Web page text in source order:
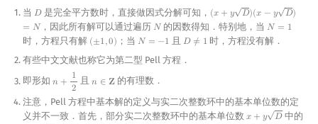
当 𝐷
D是完全平方数时，直接做因式分解可知， (𝑥 + 𝑦
√
𝐷)(𝑥 − 𝑦
√
𝐷)
= 𝑁
(x+ yD)(x−yD)= N
，因此所有解可以通过遍历 𝑁
N 的因数得知．特别地，当𝑁 = 1
N= 1
时，方程只有解 (±1,0)
(±1,0) ；当 𝑁 = −1
N= −1 且 𝐷 ≠ 1
D≠ 1
时，方程没有解．
有些中文文献也称它为第二型 Pell 方程．
即形如 𝑛 + 1
2
n +12 且𝑛 ∈ 𝐙
n ∈Z 的有理数．
注意，Pell 方程中基本解的定义与实二次整数环中的基本单位数的定
义并不一致．首先，部分实二次整数环中的基本单位数 𝑥 + 𝑦
√
𝐷
x+yD 中的